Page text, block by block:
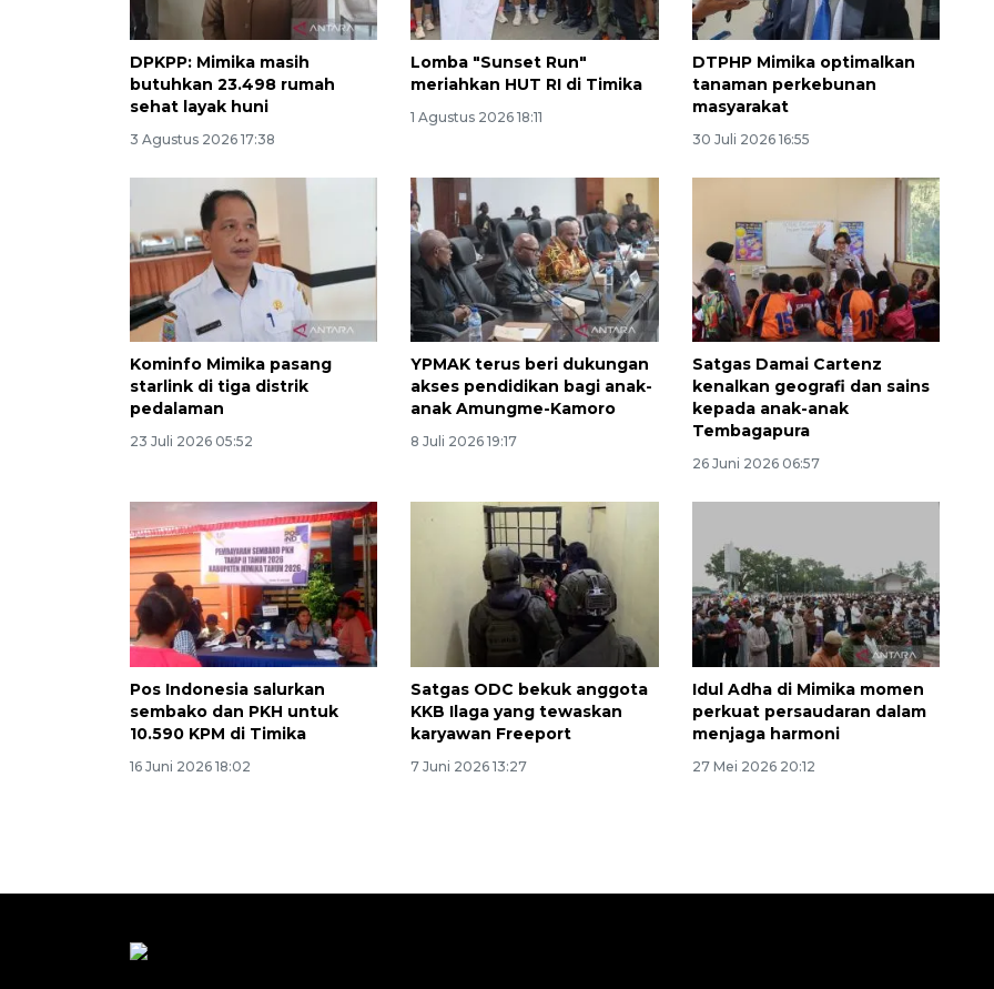
DPKPP: Mimika masih
butuhkan 23.498 rumah
sehat layak huni
3 Agustus 2026 17:38
Lomba "Sunset Run"
meriahkan HUT RI di Timika
1 Agustus 2026 18:11
DTPHP Mimika optimalkan
tanaman perkebunan
masyarakat
30 Juli 2026 16:55
Kominfo Mimika pasang
starlink di tiga distrik
pedalaman
23 Juli 2026 05:52
YPMAK terus beri dukungan
akses pendidikan bagi anak-
anak Amungme-Kamoro
8 Juli 2026 19:17
Satgas Damai Cartenz
kenalkan geografi dan sains
kepada anak-anak
Tembagapura
26 Juni 2026 06:57
Pos Indonesia salurkan
sembako dan PKH untuk
10.590 KPM di Timika
16 Juni 2026 18:02
Satgas ODC bekuk anggota
KKB Ilaga yang tewaskan
karyawan Freeport
7 Juni 2026 13:27
Idul Adha di Mimika momen
perkuat persaudaran dalam
menjaga harmoni
27 Mei 2026 20:12
Memberantas kejahatan
jalanan Jakarta
2026-08-05 18:00:00